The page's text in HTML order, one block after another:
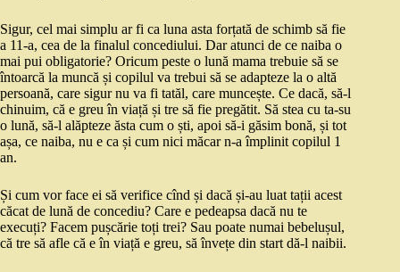
Sigur, cel mai simplu ar fi ca luna asta forțată de schimb să fie
a 11-a, cea de la finalul concediului. Dar atunci de ce naiba o
mai pui obligatorie? Oricum peste o lună mama trebuie să se
întoarcă la muncă și copilul va trebui să se adapteze la o altă
persoană, care sigur nu va fi tatăl, care muncește. Ce dacă, să-l
chinuim, că e greu în viață și tre să fie pregătit. Să stea cu ta-su
o lună, să-l alăpteze ăsta cum o ști, apoi să-i găsim bonă, și tot
așa, ce naiba, nu e ca și cum nici măcar n-a împlinit copilul 1
an.
Și cum vor face ei să verifice cînd și dacă și-au luat tații acest
căcat de lună de concediu? Care e pedeapsa dacă nu te
execuți? Facem pușcărie toți trei? Sau poate numai bebelușul,
că tre să afle că e în viață e greu, să învețe din start dă-l naibii.